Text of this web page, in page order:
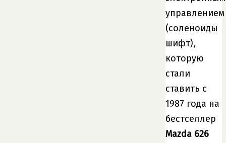
управлением
(соленоиды
шифт),
которую
стали
ставить с
1987 года на
бестселлер
Mazda 626